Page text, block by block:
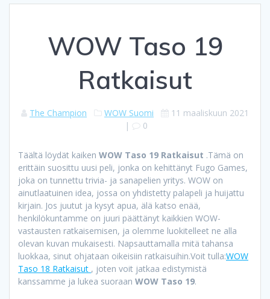
WOW Taso 19
Ratkaisut
The Champion WOW Suomi
11 maaliskuun 2021
|
0
Täältä löydät kaiken WOW Taso 19 Ratkaisut .Tämä on
erittäin suosittu uusi peli, jonka on kehittänyt Fugo Games,
joka on tunnettu trivia- ja sanapelien yritys. WOW on
ainutlaatuinen idea, jossa on yhdistetty palapeli ja huijattu
kirjain. Jos juutut ja kysyt apua, älä katso enää,
henkilökuntamme on juuri päättänyt kaikkien WOW-
vastausten ratkaisemisen, ja olemme luokitelleet ne alla
olevan kuvan mukaisesti. Napsauttamalla mitä tahansa
luokkaa, sinut ohjataan oikeisiin ratkaisuihin.Voit tulla:WOW
Taso 18 Ratkaisut , joten voit jatkaa edistymistä
kanssamme ja lukea suoraan WOW Taso 19.